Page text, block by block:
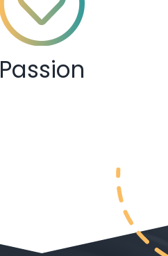
Passion